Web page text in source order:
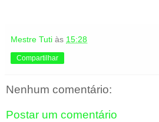
Mestre Tuti às 15:28
Compartilhar
Nenhum comentário:
Postar um comentário